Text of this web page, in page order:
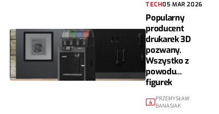
TECH05 MAR 2026
Popularny
producent
drukarek 3D
pozwany.
Wszystko z
powodu...
figurek
4
PRZEMYSŁAW
BANASIAK